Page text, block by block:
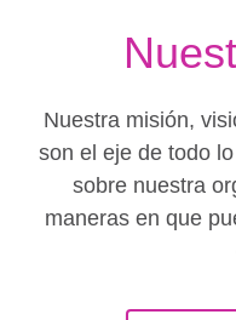
Nuestra misión,
son el eje de todo
sobre nuestra
maneras en que